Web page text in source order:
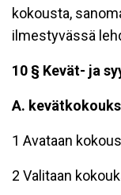
kokousta,
ilmestyvässä
10 § Kevät- ja
A.
1 Avataan kokous
2 Valitaan